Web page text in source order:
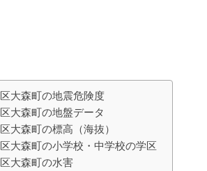
大森町の地震危険度
大森町の地盤データ
大森町の標高（海抜）
大森町の小学校・中学校の学区
大森町の水害